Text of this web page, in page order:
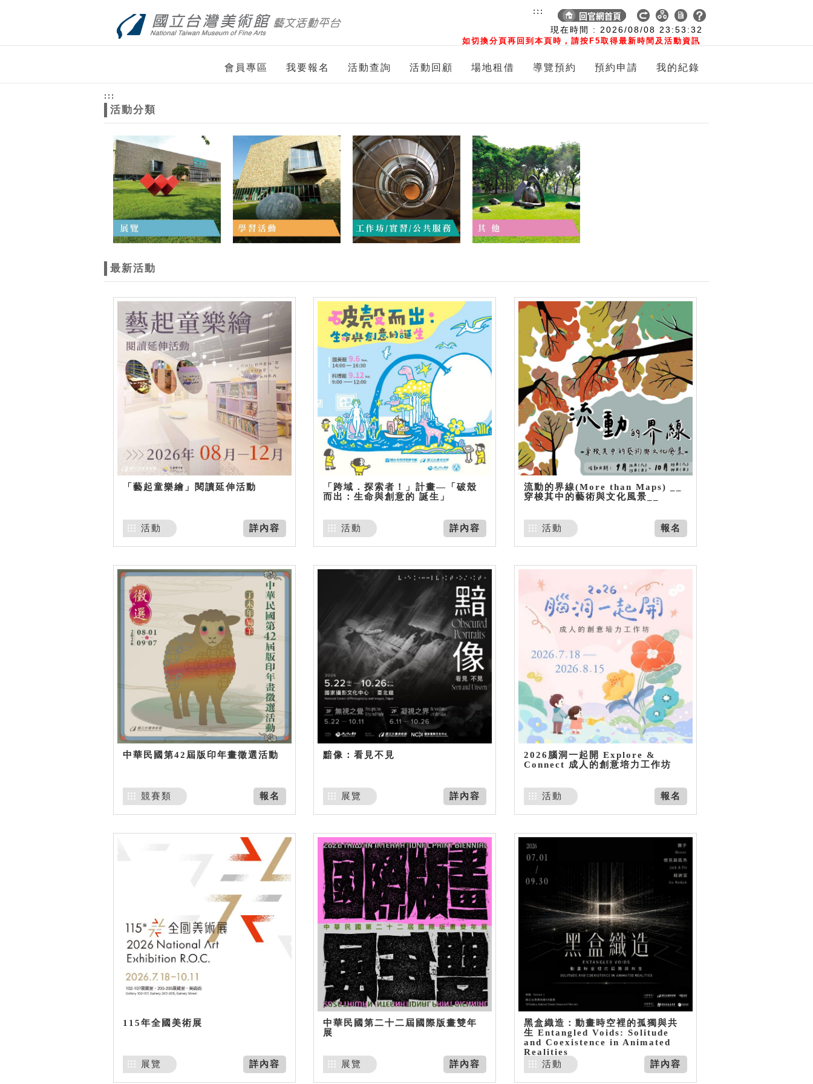
現在時間 : 2026/08/08 23:53:32
如切換分頁再回到本頁時，請按F5取得最新時間及活動資訊
:::
會員專區 我要報名 活動查詢 活動回顧 場地租借 導覽預約 預約申請 我的紀錄
:::
活動分類
最新活動
「藝起童樂繪」閱讀延伸活動
詳內容
活動
「跨域．探索者！」計畫—「破殼
而出：生命與創意的 誕生」
詳內容
活動
流動的界線(More than Maps) __
穿梭其中的藝術與文化風景__
報名
活動
中華民國第42屆版印年畫徵選活動
報名
競賽類
黯像：看見不見
詳內容
展覽
2026腦洞一起開 Explore &
Connect 成人的創意培力工作坊
報名
活動
115年全國美術展
詳內容
展覽
中華民國第二十二屆國際版畫雙年
展
詳內容
展覽
黑盒織造：動畫時空裡的孤獨與共
生 Entangled Voids: Solitude
and Coexistence in Animated
Realities
詳內容
活動